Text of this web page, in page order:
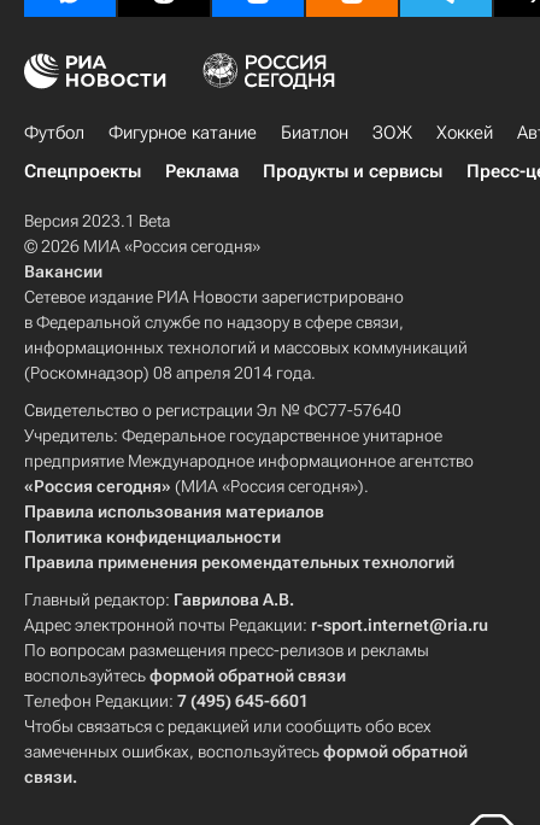
Футбол Фигурное катание Биатлон ЗОЖ Хоккей
Спецпроекты
Реклама Продукты и сервисы Пресс-
Версия 2023.1 Beta
© 2026 МИА «Россия сегодня»
Вакансии
Сетевое издание РИА Новости зарегистрировано
в Федеральной службе по надзору в сфере связи,
информационных технологий и массовых коммуникаций
(Роскомнадзор) 08 апреля 2014 года.
Свидетельство о регистрации Эл № ФС77-57640
Учредитель: Федеральное государственное унитарное
предприятие Международное информационное агентство
«Россия сегодня» (МИА «Россия сегодня»).
Правила использования материалов
Политика конфиденциальности
Правила применения рекомендательных технологий
Главный редактор: Гаврилова А.В.
Адрес электронной почты Редакции: r-sport.internet@ria.ru
По вопросам размещения пресс-релизов и рекламы
воспользуйтесьформой обратной связи
Телефон Редакции: 7 (495) 645-6601
Чтобы связаться с редакцией или сообщить обо всех
замеченных ошибках, воспользуйтесьформой обратной
связи.